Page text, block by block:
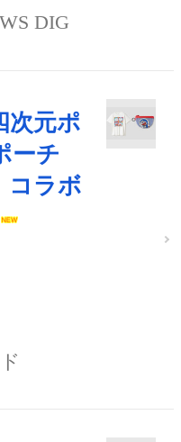
DIG
次元ポ
ーチ
ラボ